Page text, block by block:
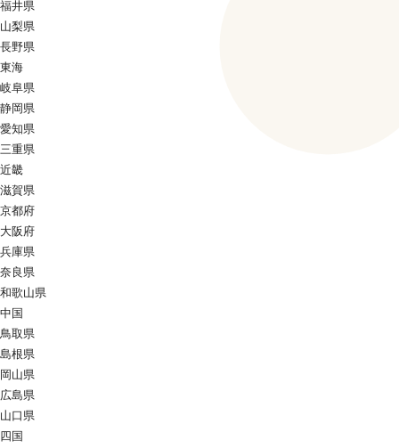
福井県
山梨県
長野県
東海
岐阜県
静岡県
愛知県
三重県
近畿
滋賀県
京都府
大阪府
兵庫県
奈良県
和歌山県
中国
鳥取県
島根県
岡山県
広島県
山口県
四国